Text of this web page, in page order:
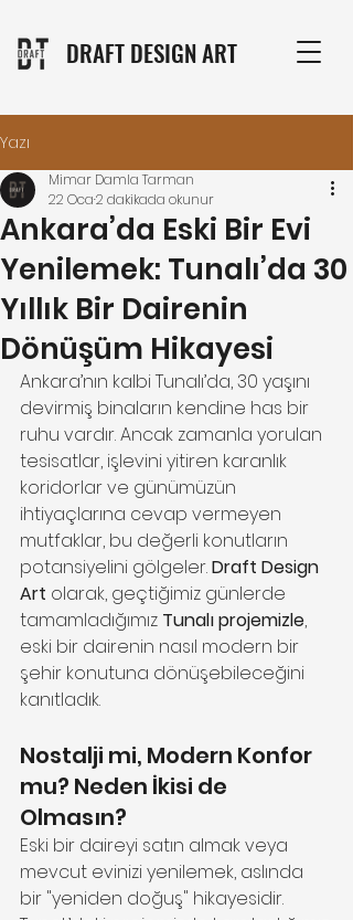
DRAFT DESIGN ART
Yazı
Ankara’da Eski Bir Evi
Yenilemek: Tunalı’da 30
Yıllık Bir Dairenin
Dönüşüm Hikayesi
Mimar Damla Tarman
22 Oca2 dakikada okunur
Ankara’nın kalbi Tunalı’da, 30 yaşını
devirmiş binaların kendine has bir
ruhu vardır. Ancak zamanla yorulan
tesisatlar, işlevini yitiren karanlık
koridorlar ve günümüzün
ihtiyaçlarına cevap vermeyen
mutfaklar, bu değerli konutların
potansiyelini gölgeler. Draft Design
Art olarak, geçtiğimiz günlerde
tamamladığımız Tunalı projemizle,
eski bir dairenin nasıl modern bir
şehir konutuna dönüşebileceğini
kanıtladık.
Nostalji mi, Modern Konfor
mu? Neden İkisi de
Olmasın?
Eski bir daireyi satın almak veya
mevcut evinizi yenilemek, aslında
bir "yeniden doğuş" hikayesidir.